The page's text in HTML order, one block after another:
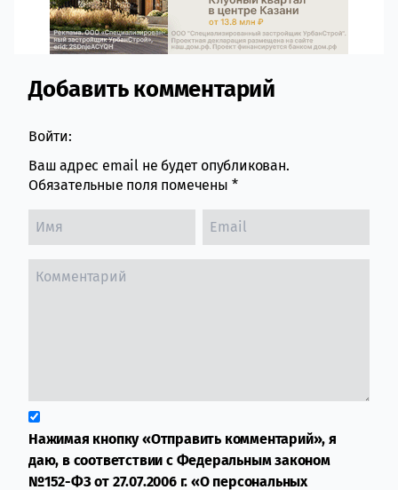
Comment section
Добавить комментарий
Войти:
Ваш адрес email не будет опубликован.
Обязательные поля помечены *
Нажимая кнопку «Отправить комментарий», я
даю, в соответствии с Федеральным законом
№152-ФЗ от 27.07.2006 г. «О персональных